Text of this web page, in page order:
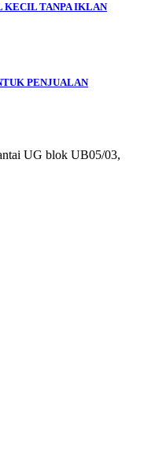
KECIL TANPA IKLAN
PENJUALAN
UG blok UB05/03,